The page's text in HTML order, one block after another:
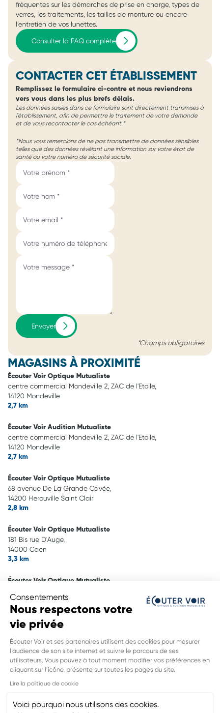
Consentements
Nous respectons votre
vie privée
Écouter Voir et ses partenaires utilisent des cookies pour mesurer
l’audience de son site internet et suivre le parcours de ses
utilisateurs. Vous pouvez à tout moment modifier vos préférences en
cliquant sur l’icône, présente sur toutes les pages du site.
Lire la politique de cookie
Voici pourquoi nous utilisons des cookies.
fréquentes sur les démarches de prise en charge, types de
verres, les traitements, les tailles de monture ou encore
l’entretien de vos lunettes.
Consulter la FAQ complète
CONTACTER CET ÉTABLISSEMENT
Remplissez le formulaire ci-contre et nous reviendrons
vers vous dans les plus brefs délais.
Les données saisies dans ce formulaire sont directement transmises à
l'établissement, afin de permettre le traitement de votre demande
et de vous recontacter le cas échéant.*
*Nous vous remercions de ne pas transmettre de données sensibles
telles que des données révélant une information sur votre état de
santé ou votre numéro de sécurité sociale.
Envoyer
*Champs obligatoires
MAGASINS À PROXIMITÉ
Écouter Voir Optique Mutualiste
centre commercial Mondeville 2, ZAC de l'Etoile,
14120 Mondeville
2,7 km
Écouter Voir Audition Mutualiste
centre commercial Mondeville 2, ZAC de l'Etoile,
14120 Mondeville
2,7 km
Écouter Voir Optique Mutualiste
68 avenue De La Grande Cavée,
14200 Herouville Saint Clair
2,8 km
Écouter Voir Optique Mutualiste
181 Bis rue D'Auge,
14000 Caen
3,3 km
Écouter Voir Optique Mutualiste
14000 Caen
4,3 km
Écouter Voir Audition Mutualiste
87 rue De Bernières,
14000 Caen
4,5 km
INFORMATIONS LÉGALES DE CE
POINT DE VENTE
Nom du groupement : VYV3 NORMANDIE